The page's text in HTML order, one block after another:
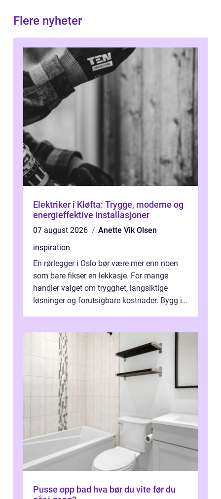
Flere nyheter
Elektriker i Kløfta: Trygge, moderne og
energieffektive installasjoner
07 august 2026
Anette Vik Olsen
inspiration
En rørlegger i Oslo bør være mer enn noen
som bare fikser en lekkasje. For mange
handler valget om trygghet, langsiktige
løsninger og forutsigbare kostnader. Bygg i
Pusse opp bad hva bør du vite før du